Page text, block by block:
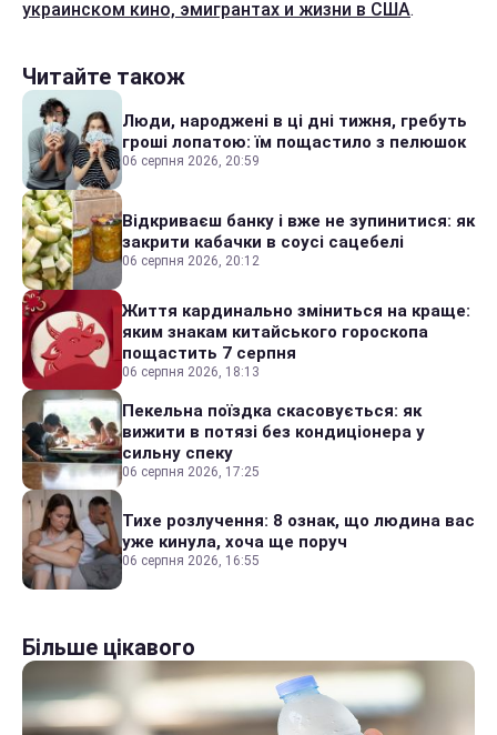
украинском кино, эмигрантах и жизни в США.
Читайте також
Люди, народжені в ці дні тижня, гребуть
гроші лопатою: їм пощастило з пелюшок
06 серпня 2026, 20:59
Відкриваєш банку і вже не зупинитися: як
закрити кабачки в соусі сацебелі
06 серпня 2026, 20:12
Життя кардинально зміниться на краще:
яким знакам китайського гороскопа
пощастить 7 серпня
06 серпня 2026, 18:13
Пекельна поїздка скасовується: як
вижити в потязі без кондиціонера у
сильну спеку
06 серпня 2026, 17:25
Тихе розлучення: 8 ознак, що людина вас
уже кинула, хоча ще поруч
06 серпня 2026, 16:55
Більше цікавого